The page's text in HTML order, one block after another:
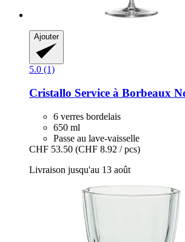
Ajouter
5.0 (1)
Cristallo Service à Borbeaux
6 verres bordelais
650 ml
Passe au lave-vaisselle
CHF 53.50 (CHF 8.92 / pcs)
Livraison jusqu'au 13 août